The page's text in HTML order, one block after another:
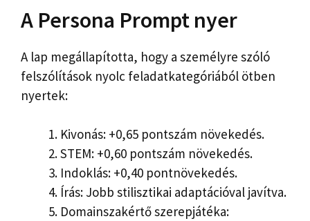
A Persona Prompt nyer
A lap megállapította, hogy a személyre szóló
felszólítások nyolc feladatkategóriából ötben
nyertek:
Kivonás: +0,65 pontszám növekedés.
STEM: +0,60 pontszám növekedés.
Indoklás: +0,40 pontnövekedés.
Írás: Jobb stilisztikai adaptációval javítva.
Domainszakértő szerepjátéka: